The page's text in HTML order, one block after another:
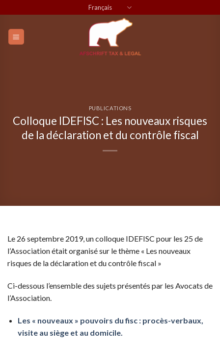
to
content
Français
PUBLICATIONS
Colloque IDEFISC : Les nouveaux risques
de la déclaration et du contrôle fiscal
Le 26 septembre 2019, un colloque IDEFISC pour les 25 de
l’Association était organisé sur le thème « Les nouveaux
risques de la déclaration et du contrôle fiscal »
Ci-dessous l’ensemble des sujets présentés par les Avocats de
l’Association.
Les « nouveaux » pouvoirs du fisc : procès-verbaux,
visite au siège et au domicile.